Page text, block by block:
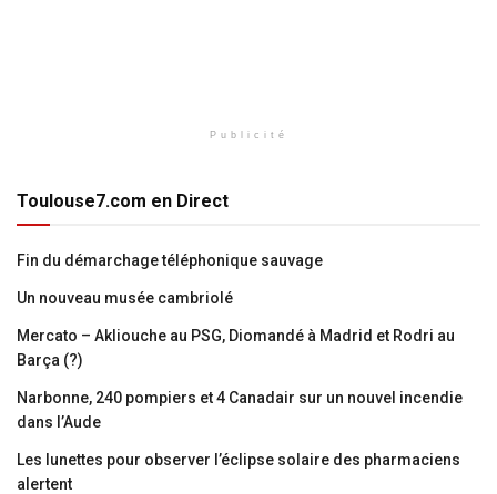
Publicité
Toulouse7.com en Direct
Fin du démarchage téléphonique sauvage
Un nouveau musée cambriolé
Mercato – Akliouche au PSG, Diomandé à Madrid et Rodri au
Barça (?)
Narbonne, 240 pompiers et 4 Canadair sur un nouvel incendie
dans l’Aude
Les lunettes pour observer l’éclipse solaire des pharmaciens
alertent